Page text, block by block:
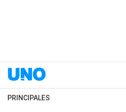
PRINCIPALES